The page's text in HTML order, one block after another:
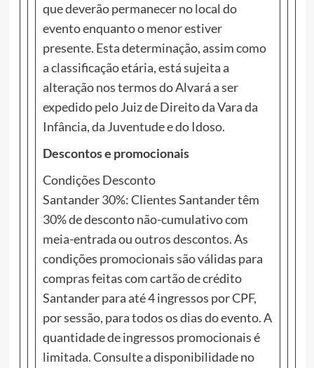
que deverão permanecer no local do
evento enquanto o menor estiver
presente. Esta determinação, assim como
a classificação etária, está sujeita a
alteração nos termos do Alvará a ser
expedido pelo Juiz de Direito da Vara da
Infância, da Juventude e do Idoso.
Descontos e promocionais
Condições Desconto
Santander 30%: Clientes Santander têm
30% de desconto não-cumulativo com
meia-entrada ou outros descontos. As
condições promocionais são válidas para
compras feitas com cartão de crédito
Santander para até 4 ingressos por CPF,
por sessão, para todos os dias do evento. A
quantidade de ingressos promocionais é
limitada. Consulte a disponibilidade no